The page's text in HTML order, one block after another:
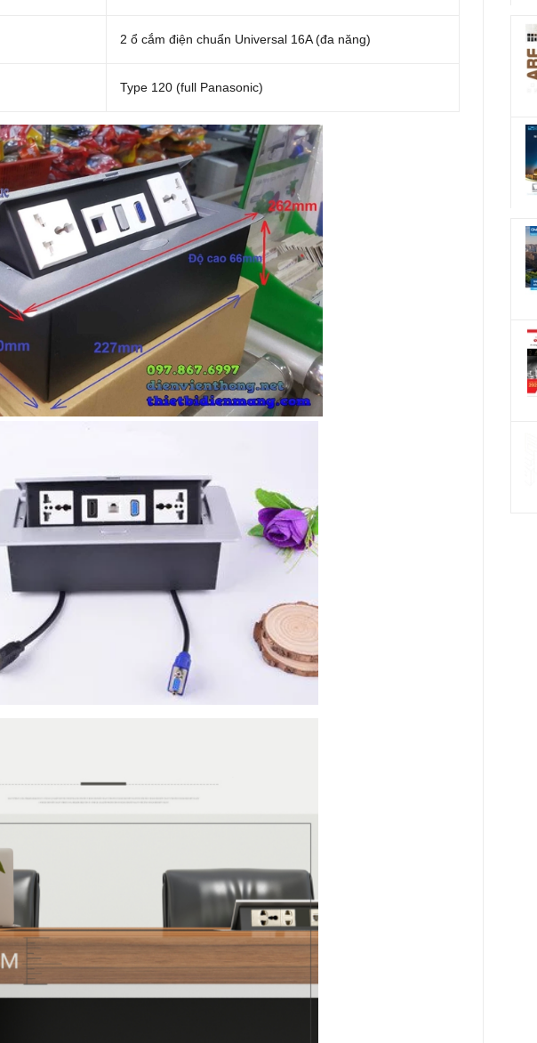
2 ổ cắm điện chuẩn Universal 16A (đa năng)
Type 120 (full Panasonic)